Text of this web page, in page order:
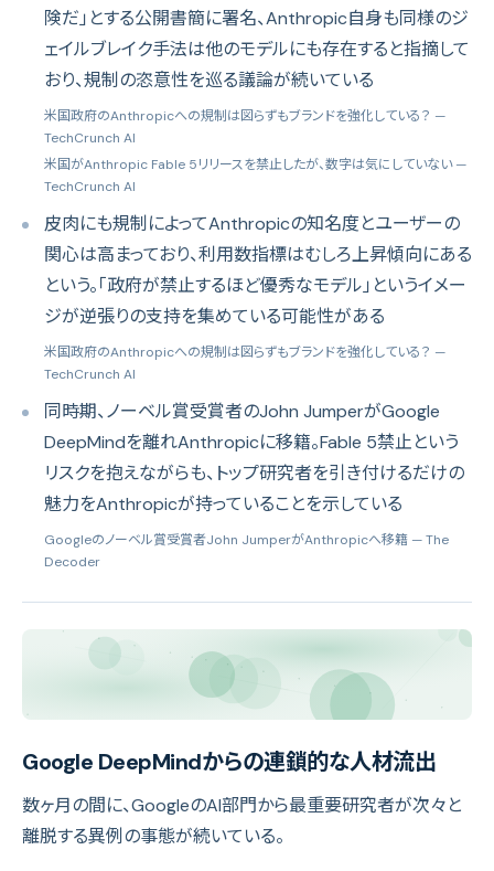
険だ」とする公開書簡に署名、Anthropic自身も同様のジ
ェイルブレイク手法は他のモデルにも存在すると指摘して
おり、規制の恣意性を巡る議論が続いている
米国政府のAnthropicへの規制は図らずもブランドを強化している？ —
TechCrunch AI
米国がAnthropic Fable 5リリースを禁止したが、数字は気にしていない—
TechCrunch AI
皮肉にも規制によってAnthropicの知名度とユーザーの
関心は高まっており、利用数指標はむしろ上昇傾向にある
という。「政府が禁止するほど優秀なモデル」というイメー
ジが逆張りの支持を集めている可能性がある
米国政府のAnthropicへの規制は図らずもブランドを強化している？ —
TechCrunch AI
同時期、ノーベル賞受賞者のJohn JumperがGoogle
DeepMindを離れAnthropicに移籍。Fable 5禁止という
リスクを抱えながらも、トップ研究者を引き付けるだけの
魅力をAnthropicが持っていることを示している
Googleのノーベル賞受賞者John JumperがAnthropicへ移籍 — The
Decoder
Google DeepMindからの連鎖的な人材流出
数ヶ月の間に、GoogleのAI部門から最重要研究者が次々と
離脱する異例の事態が続いている。